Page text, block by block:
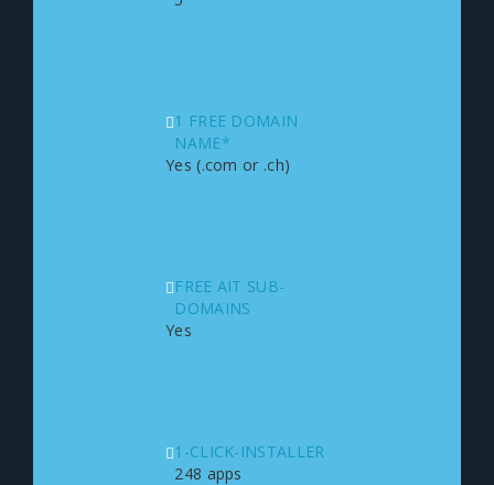
1 FREE DOMAIN
NAME*
Yes (.com or .ch)
FREE AIT SUB-
DOMAINS
Yes
1-CLICK-INSTALLER
248 apps